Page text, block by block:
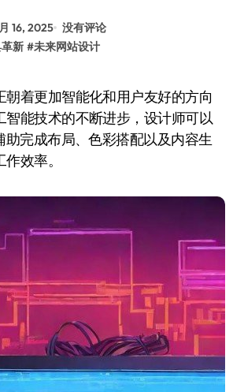
16, 2025 没有评论
新 #未来网站设计
智能技术的不断进步，设计师可以
助完成布局、色彩搭配以及内容生
效率。